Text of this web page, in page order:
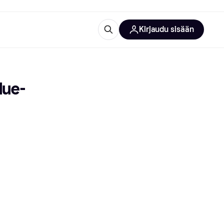
Kirjaudu sisään